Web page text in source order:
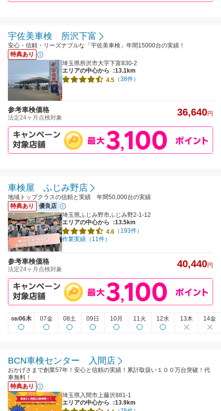
宇佐美車検 所沢下富
安心・信頼・リーズナブルな「宇佐美車検」年間15000台の実績！
特典あり
埼玉県所沢市大字下富830-2
エリアの中心から
:13.1km
4.5 （38件）
参考車検価格
法定24ヶ月点検対象 36,640円
車検屋 ふじみ野店
地域トップクラスの信頼と実績 年間50,000台の実績
特典あり
優良店
埼玉県ふじみ野市ふじみ野2-1-12
エリアの中心から
:13.5km
4.6 （193件）
作業実績（11件）
参考車検価格
法定24ヶ月点検対象 40,440円
08/06木 07金 08土 09日 10月 11火 12水 13木 14金
BCN車検センター 入間店
おかげさまで創業57年！安心と信頼の実績！累計取扱い１００万台突破！代
車無料！
特典あり
埼玉県入間市上藤沢881-1
エリアの中心から
:13.9km